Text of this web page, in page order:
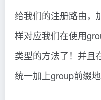
给我们的注册路由，
样对应我们在使用
类型的方法了！并且
统一加上group前缀